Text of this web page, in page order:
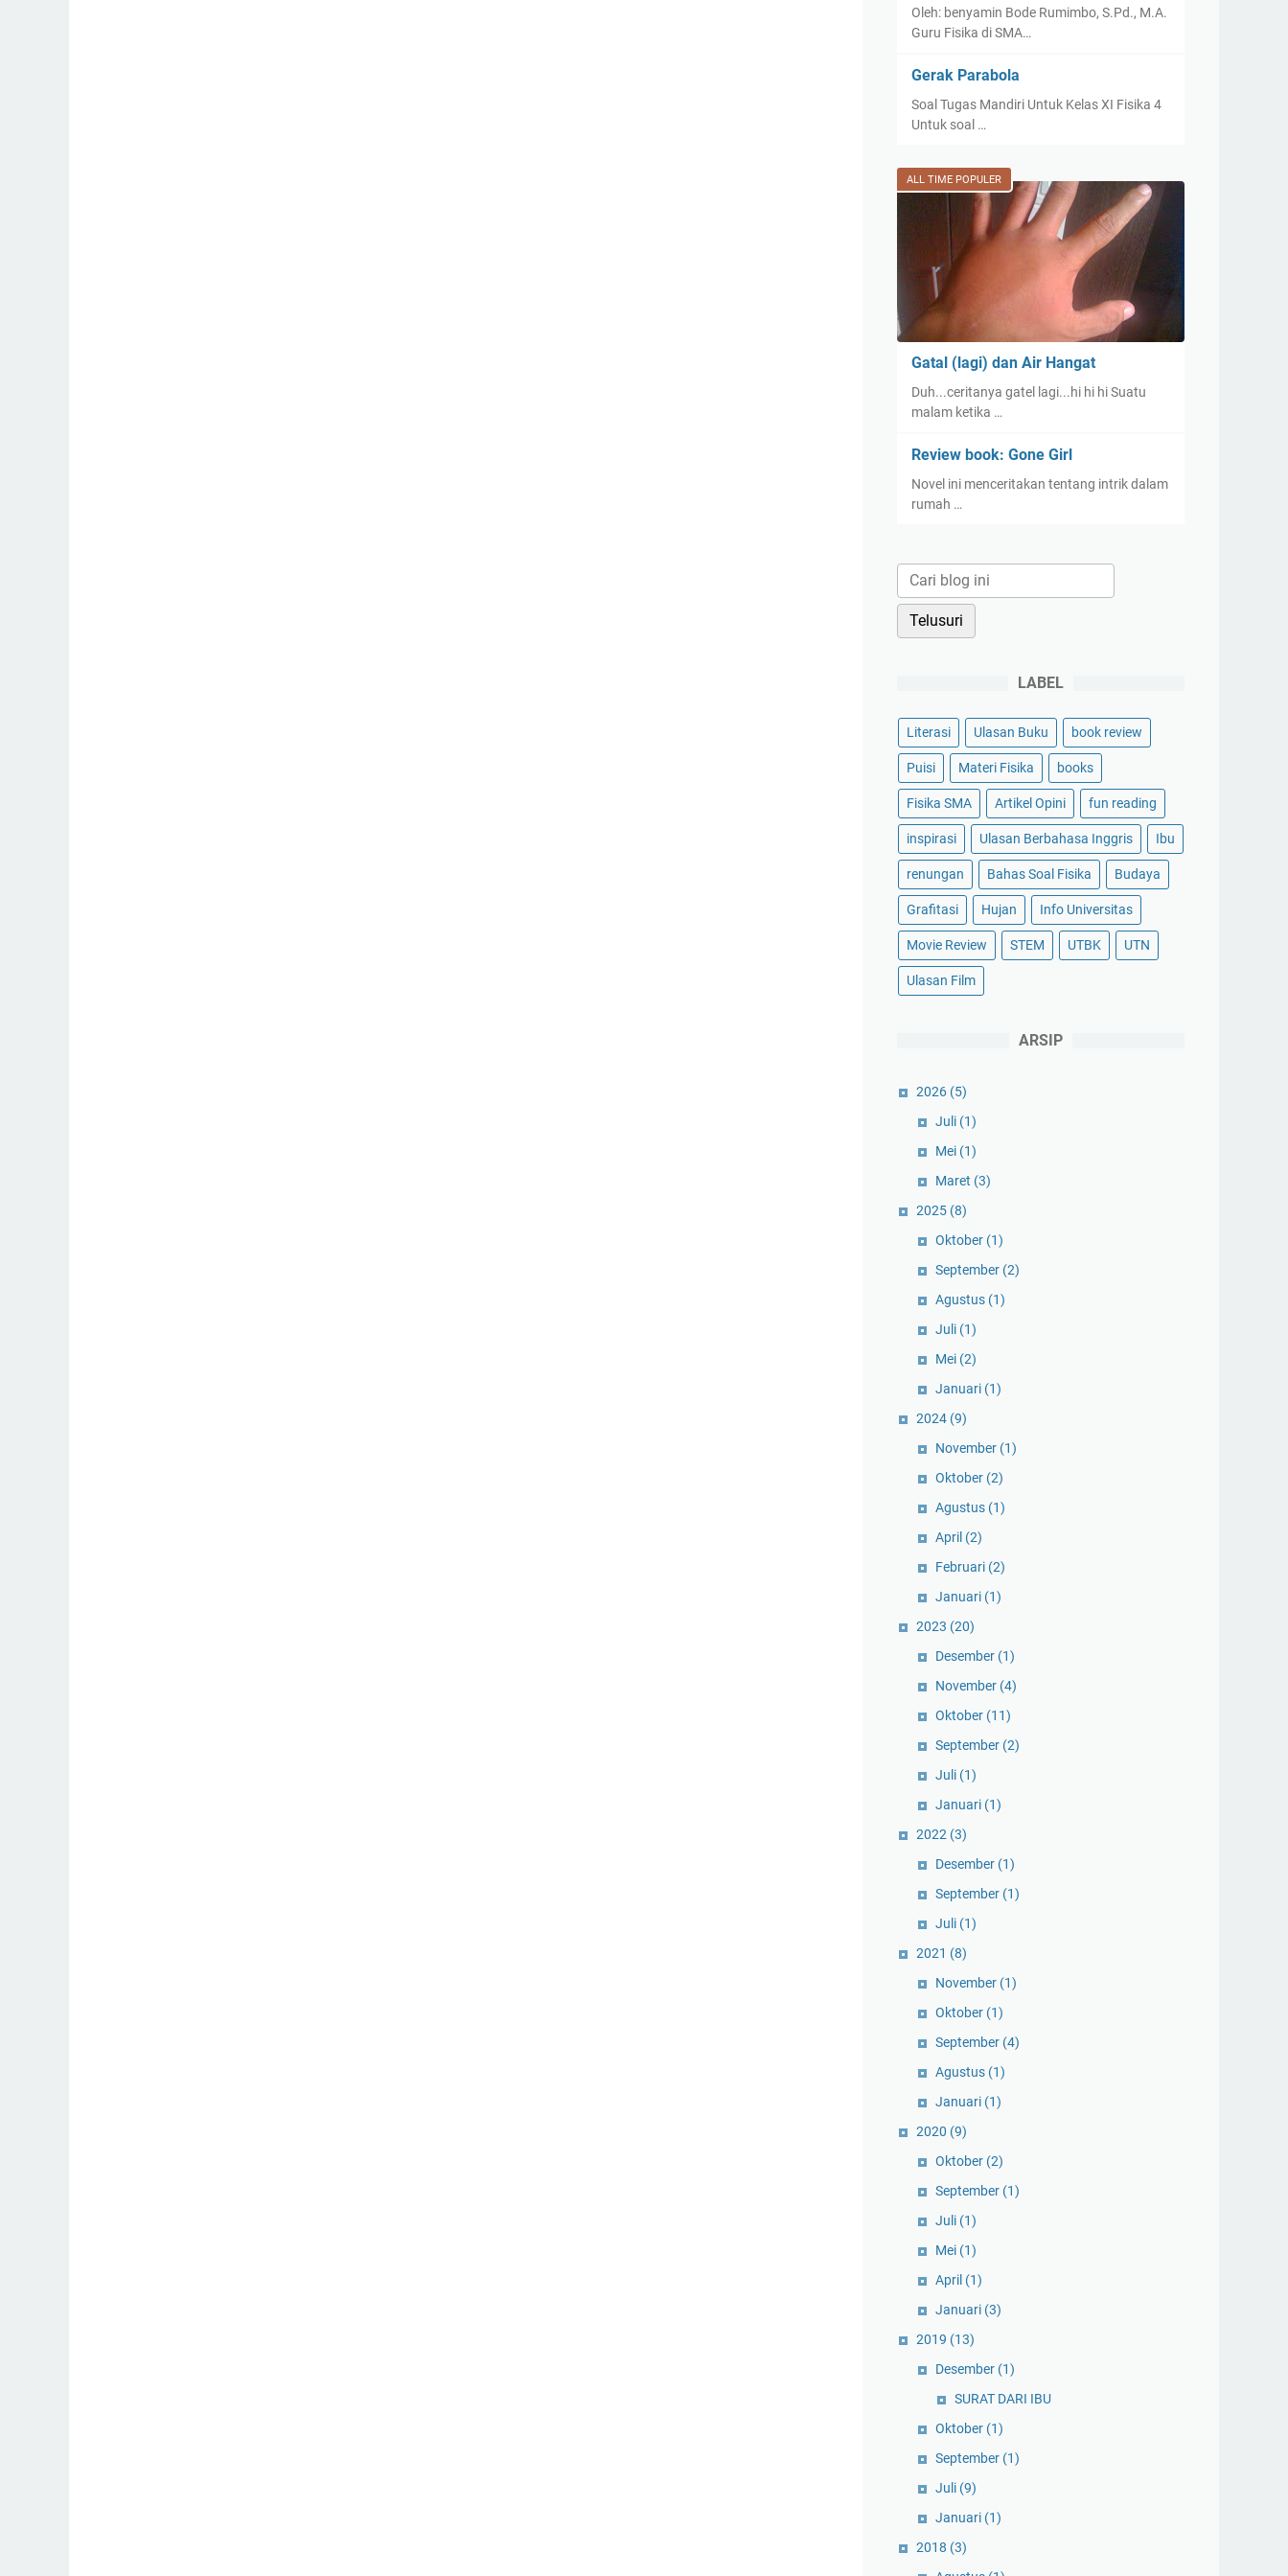
Oleh: benyamin Bode Rumimbo, S.Pd., M.A.
Guru Fisika di SMA…
Gerak Parabola
Soal Tugas Mandiri Untuk Kelas XI Fisika 4
Untuk soal …
ALL TIME POPULER
Gatal (lagi) dan Air Hangat
Duh...ceritanya gatel lagi...hi hi hi Suatu
malam ketika …
Review book: Gone Girl
Novel ini menceritakan tentang intrik dalam
rumah …
LABEL
Literasi Ulasan Buku book review
Puisi Materi Fisika books
Fisika SMA Artikel Opini fun reading
inspirasi Ulasan Berbahasa Inggris Ibu
renungan Bahas Soal Fisika Budaya
Grafitasi Hujan Info Universitas
Movie Review STEM UTBK UTN
Ulasan Film
ARSIP
2026 (5)
Juli (1)
Mei (1)
Maret (3)
2025 (8)
Oktober (1)
September (2)
Agustus (1)
Juli (1)
Mei (2)
Januari (1)
2024 (9)
November (1)
Oktober (2)
Agustus (1)
April (2)
Februari (2)
Januari (1)
2023 (20)
Desember (1)
November (4)
Oktober (11)
September (2)
Juli (1)
Januari (1)
2022 (3)
Desember (1)
September (1)
Juli (1)
2021 (8)
November (1)
Oktober (1)
September (4)
Agustus (1)
Januari (1)
2020 (9)
Oktober (2)
September (1)
Juli (1)
Mei (1)
April (1)
Januari (3)
2019 (13)
Desember (1)
SURAT DARI IBU
Oktober (1)
September (1)
Juli (9)
Januari (1)
2018 (3)